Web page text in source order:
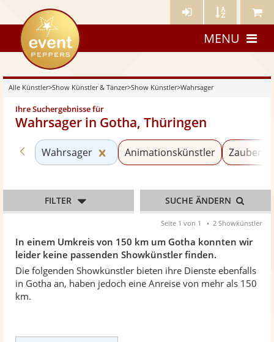
Künstler- Künstler Meine
eventpeppers
MENU
Alle Künstler>Show Künstler & Tänzer>Show Künstler>Wahrsager
Ihre Suchergebnisse für
Wahrsager in Gotha, Thüringen
In einem Umkreis von 150 km um Gotha konnten wir
leider keine passenden Showkünstler finden.
Die folgenden Showkünstler bieten ihre Dienste ebenfalls
in Gotha an, haben jedoch eine Anreise von mehr als 150
km.
Zurück zu «Show Künstler»
Wahrsager Kategorie «Wahrsager»
Animationskünstler
FILTER SUCHE ÄNDERN
Seite 1 von 1 2 Showkünstler